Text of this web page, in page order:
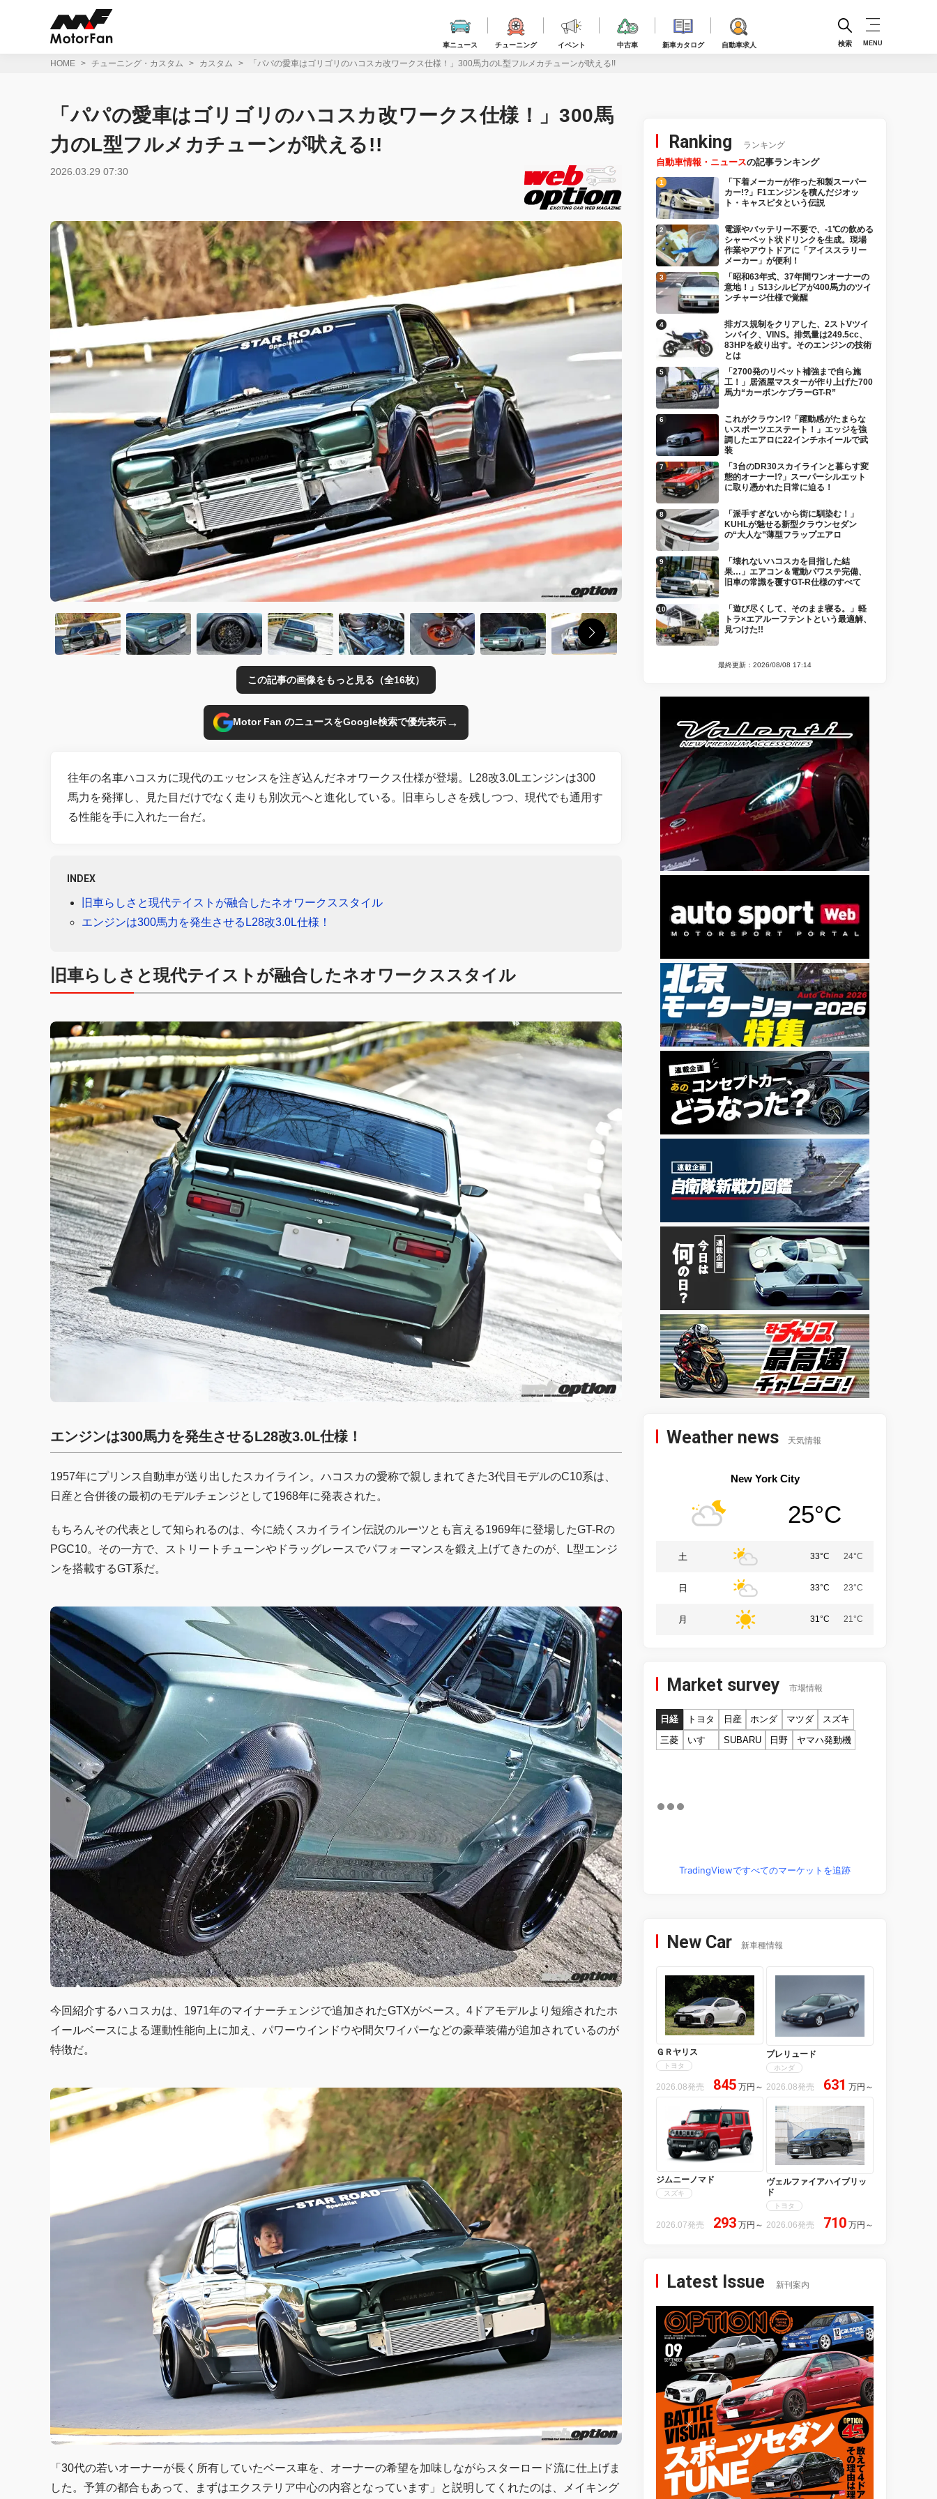
車ニュース チューニング イベント 中古車 新車カタログ 自動車求人 検索 MENU
HOME チューニング・カスタム カスタム 「パパの愛車はゴリゴリのハコスカ改ワークス仕様！」300馬力のL型フルメカチューンが吠える!!
「パパの愛車はゴリゴリのハコスカ改ワークス仕様！」300馬
力のL型フルメカチューンが吠える!!
2026.03.29 07:30
この記事の画像をもっと見る（全16枚）
Motor Fan のニュースをGoogle検索で優先表示→
往年の名車ハコスカに現代のエッセンスを注ぎ込んだネオワークス仕様が登場。L28改3.0Lエンジンは300
馬力を発揮し、見た目だけでなく走りも別次元へと進化している。旧車らしさを残しつつ、現代でも通用す
る性能を手に入れた一台だ。
INDEX
旧車らしさと現代テイストが融合したネオワークススタイル
エンジンは300馬力を発生させるL28改3.0L仕様！
旧車らしさと現代テイストが融合したネオワークススタイル
エンジンは300馬力を発生させるL28改3.0L仕様！
1957年にプリンス自動車が送り出したスカイライン。ハコスカの愛称で親しまれてきた3代目モデルのC10系は、
日産と合併後の最初のモデルチェンジとして1968年に発表された。
もちろんその代表として知られるのは、今に続くスカイライン伝説のルーツとも言える1969年に登場したGT-Rの
PGC10。その一方で、ストリートチューンやドラッグレースでパフォーマンスを鍛え上げてきたのが、L型エンジ
ンを搭載するGT系だ。
今回紹介するハコスカは、1971年のマイナーチェンジで追加されたGTXがベース。4ドアモデルより短縮されたホ
イールベースによる運動性能向上に加え、パワーウインドウや間欠ワイパーなどの豪華装備が追加されているのが
特徴だ。
「30代の若いオーナーが長く所有していたベース車を、オーナーの希望を加味しながらスターロード流に仕上げま
した。予算の都合もあって、まずはエクステリア中心の内容となっています」と説明してくれたのは、メイキング
Ranking ランキング
自動車情報・ニュースの記事ランキング
「下着メーカーが作った和製スーパー
カー!?」F1エンジンを積んだジオッ
ト・キャスピタという伝説
電源やバッテリー不要で、-1℃の飲める
シャーベット状ドリンクを生成。現場
作業やアウトドアに「アイススラリー
メーカー」が便利！
「昭和63年式、37年間ワンオーナーの
意地！」S13シルビアが400馬力のツイ
ンチャージ仕様で覚醒
排ガス規制をクリアした、2ストVツイ
ンバイク、VINS。排気量は249.5cc、
83HPを絞り出す。そのエンジンの技術
とは
「2700発のリベット補強まで自ら施
工！」居酒屋マスターが作り上げた700
馬力“カーボンケブラーGT-R”
これがクラウン!?「躍動感がたまらな
いスポーツエステート！」エッジを強
調したエアロに22インチホイールで武
装
「3台のDR30スカイラインと暮らす変
態的オーナー!?」スーパーシルエット
に取り憑かれた日常に迫る！
「派手すぎないから街に馴染む！」
KUHLが魅せる新型クラウンセダン
の“大人な”薄型フラップエアロ
「壊れないハコスカを目指した結
果…」エアコン＆電動パワステ完備、
旧車の常識を覆すGT-R仕様のすべて
「遊び尽くして、そのまま寝る。」軽
トラ×エアルーフテントという最適解、
見つけた!!
最終更新：2026/08/08 17:14
Weather news 天気情報
New York City
25°C
土 33°C 24°C
日 33°C 23°C
月 31°C 21°C
Market survey 市場情報
日経 トヨタ 日産 ホンダ マツダ
スズキ
三菱
いすゞ SUBARU 日野 ヤマハ発動機
TradingViewですべてのマーケットを追跡
New Car 新車種情報
ＧＲヤリス
トヨタ
2026.08発売 845 万円 ～
プレリュード
ホンダ
2026.08発売 631 万円 ～
ジムニーノマド
スズキ
2026.07発売 293 万円 ～
ヴェルファイアハイブリッ
ド
トヨタ
2026.06発売 710 万円 ～
Latest Issue 新刊案内